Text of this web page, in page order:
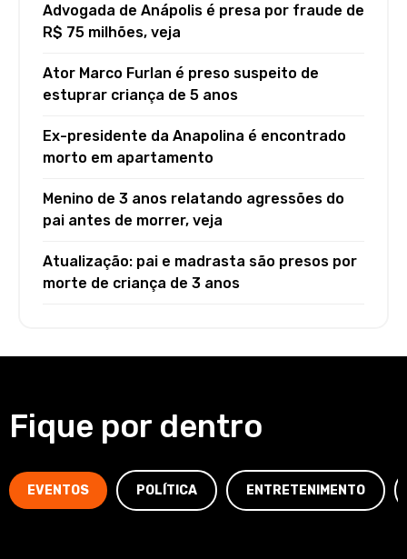
Advogada de Anápolis é presa por fraude de
R$ 75 milhões, veja
Ator Marco Furlan é preso suspeito de
estuprar criança de 5 anos
Ex-presidente da Anapolina é encontrado
morto em apartamento
Menino de 3 anos relatando agressões do
pai antes de morrer, veja
Atualização: pai e madrasta são presos por
morte de criança de 3 anos
Fique por dentro
EVENTOS POLÍTICA ENTRETENIMENTO